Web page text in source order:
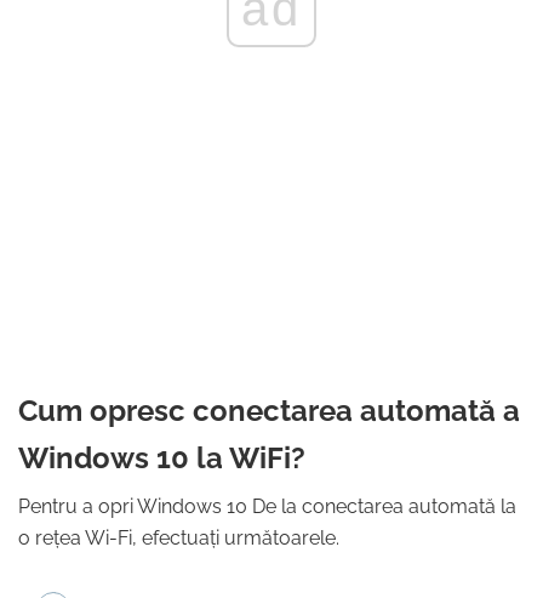
Cum opresc conectarea automată a
Windows 10 la WiFi?
Pentru a opri Windows 10 De la conectarea automată la
o rețea Wi-Fi, efectuați următoarele.